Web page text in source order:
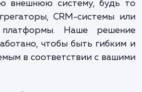
и помочь вам
Мы
решение, которое
выгружать ваш
внешнюю систему,